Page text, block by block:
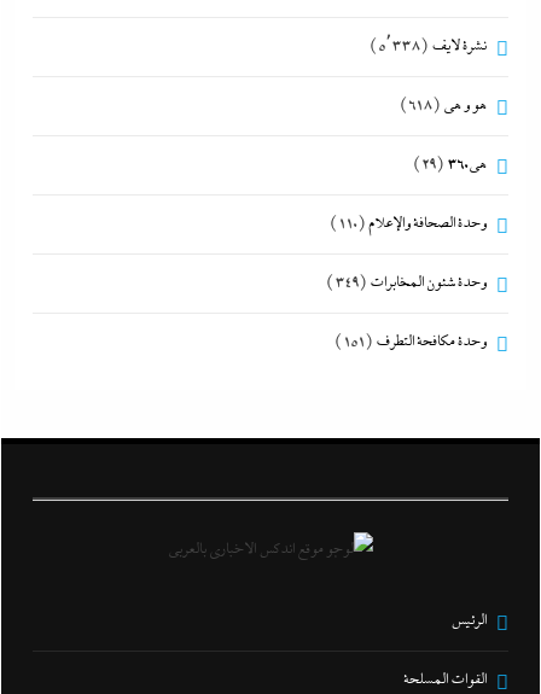
نشرة لايف (5٬338)
هو و هي (618)
هى360 (29)
وحدة الصحافة والإعلام(110)
وحدة شئون المخابرات (349)
وحدة مكافحة التطرف (151)
الرئيس
القوات المسلحة